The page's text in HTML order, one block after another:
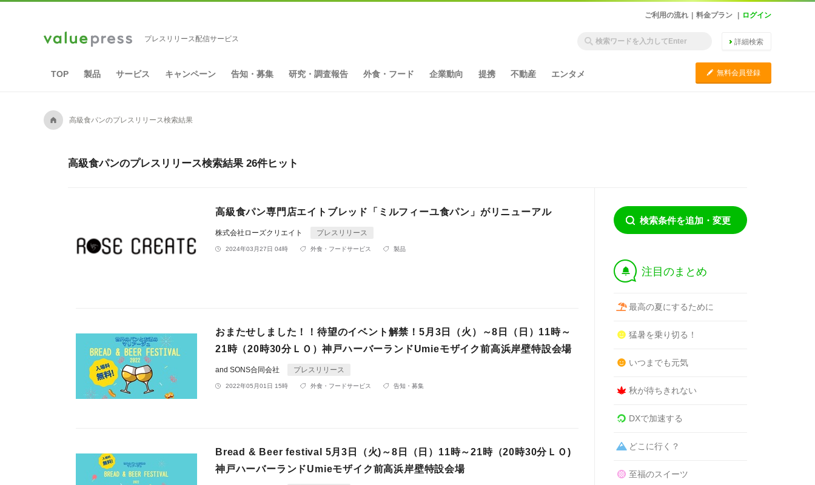
ご利用の流れ 料金プラン ログイン
プレスリリース配信サービス 詳細検索
TOP 製品 サービス キャンペーン 告知・募集 研究・調査報告 外食・フード 企業動向 提携 不動産 エンタメ C 無料会員登録
A 高級食パンのプレスリリース検索結果
高級食パンのプレスリリース検索結果 26件ヒット
高級食パン専門店エイトブレッド「ミルフィーユ食パン」がリニューアル
株式会社ローズクリエイト プレスリリース
2024年03月27日 04時 外食・フードサービス 製品
おまたせしました！！待望のイベント解禁！5月3日（火）～8日（日）11時～
21時（20時30分ＬＯ）神戸ハーバーランドUmieモザイク前高浜岸壁特設会場
and SONS合同会社 プレスリリース
2022年05月01日 15時 外食・フードサービス 告知・募集
Bread & Beer festival 5月3日（火)～8日（日）11時～21時（20時30分ＬＯ)
神戸ハーバーランドUmieモザイク前高浜岸壁特設会場
検索条件を追加・変更
† 注目のまとめ
最高の夏にするために
猛暑を乗り切る！
いつまでも元気
秋が待ちきれない
DXで加速する
どこに行く？
至福のスイーツ